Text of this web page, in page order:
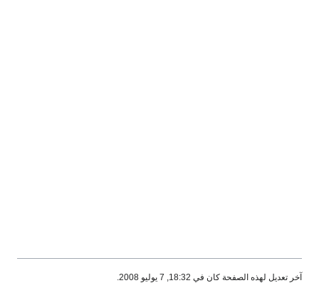
آخر تعديل لهذه الصفحة كان في 18:32, 7 يوليو 2008.